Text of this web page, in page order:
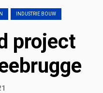
INDUSTRIE BOUW
project